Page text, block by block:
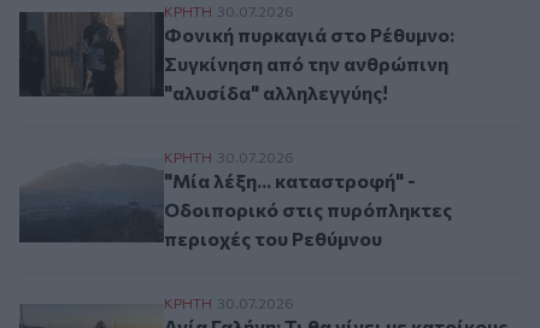
Φονική πυρκαγιά στο Ρέθυμνο:
ΚΡΗΤΗ 30.07.2026
Φονική πυρκαγιά στο Ρέθυμνο:
Συγκίνηση από την ανθρώπινη
"αλυσίδα" αλληλεγγύης!
"Μία λέξη... καταστροφή" - Οδοιπορικό
ΚΡΗΤΗ 30.07.2026
"Μία λέξη... καταστροφή" -
Οδοιπορικό στις πυρόπληκτες
περιοχές του Ρεθύμνου
Αγία Γαλήνη: Τι θα γίνει με κατοίκους
ΚΡΗΤΗ 30.07.2026